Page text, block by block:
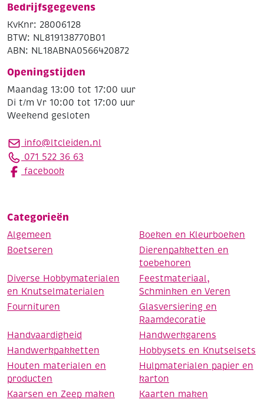
Bedrijfsgegevens
KvKnr: 28006128
BTW: NL819138770B01
ABN: NL18ABNA0566420872
Openingstijden
Maandag 13:00 tot 17:00 uur
Di t/m Vr 10:00 tot 17:00 uur
Weekend gesloten
info@ltcleiden.nl
071 522 36 63
facebook
Categorieën
Algemeen
Boeken en Kleurboeken
Boetseren
Dierenpakketten en
toebehoren
Diverse Hobbymaterialen
en Knutselmaterialen
Feestmateriaal,
Schminken en Veren
Fournituren
Glasversiering en
Raamdecoratie
Handvaardigheid
Handwerkgarens
Handwerkpakketten
Hobbysets en Knutselsets
Houten materialen en
producten
Hulpmaterialen papier en
karton
Kaarsen en Zeep maken
Kaarten maken